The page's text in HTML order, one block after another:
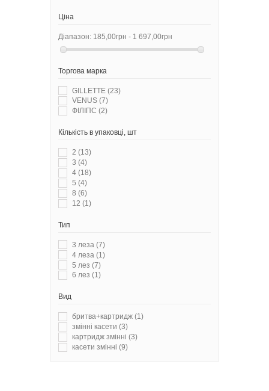
Ціна
Діапазон: 185,00грн - 1 697,00грн
Торгова марка
GILLETTE (23)
VENUS (7)
ФІЛІПС (2)
Кількість в упаковці, шт
2 (13)
3 (4)
4 (18)
5 (4)
8 (6)
12 (1)
Тип
3 леза (7)
4 леза (1)
5 лез (7)
6 лез (1)
Вид
бритва+картридж (1)
змінні касети (3)
картридж змінні (3)
касети змінні (9)